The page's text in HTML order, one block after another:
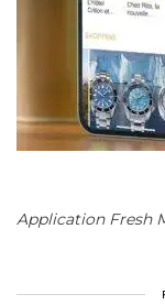
Application Fresh